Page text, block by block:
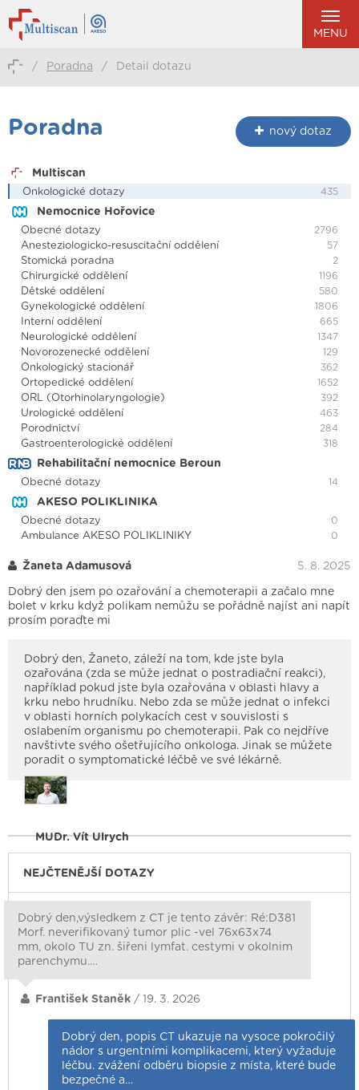
MENU
/ Poradna / Detail dotazu
Poradna nový dotaz
Multiscan
Onkologické dotazy 435
Nemocnice Hořovice
Obecné dotazy 2796
Anesteziologicko-resuscitační oddělení 57
Stomická poradna 2
Chirurgické oddělení 1196
Dětské oddělení 580
Gynekologické oddělení 1806
Interní oddělení 665
Neurologické oddělení 1347
Novorozenecké oddělení 129
Onkologický stacionář 362
Ortopedické oddělení 1652
ORL (Otorhinolaryngologie) 392
Urologické oddělení 463
Porodnictví 284
Gastroenterologické oddělení 318
Rehabilitační nemocnice Beroun
Obecné dotazy 14
AKESO POLIKLINIKA
Obecné dotazy 0
Ambulance AKESO POLIKLINIKY 0
Žaneta Adamusová 5. 8. 2025
Dobrý den jsem po ozařování a chemoterapii a začalo mne
bolet v krku když polikam nemůžu se pořádně najíst ani napít
prosím poraďte mi
Dobrý den, Žaneto, záleží na tom, kde jste byla
ozařována (zda se může jednat o postradiační reakci),
například pokud jste byla ozařována v oblasti hlavy a
krku nebo hrudníku. Nebo zda se může jednat o infekci
v oblasti horních polykacích cest v souvislosti s
oslabením organismu po chemoterapii. Pak co nejdříve
navštivte svého ošetřujícího onkologa. Jinak se můžete
poradit o symptomatické léčbě ve své lékárně.
MUDr. Vít Ulrych
NEJČTENĚJŠÍ DOTAZY
Dobrý den,výsledkem z CT je tento závěr: Ré:D381
Morf. neverifikovaný tumor plic -vel 76x63x74
mm, okolo TU zn. šiřeni lymfat. cestymi v okolnim
parenchymu.…
František Staněk / 19. 3. 2026
Dobrý den, popis CT ukazuje na vysoce pokročilý
nádor s urgentními komplikacemi, který vyžaduje
léčbu. zvážení odběru biopsie z místa, které bude
bezpečné a…